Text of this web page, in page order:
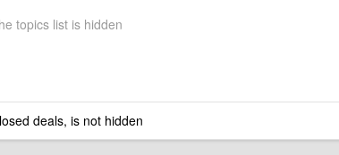
topics list is hidden
deals, is not hidden